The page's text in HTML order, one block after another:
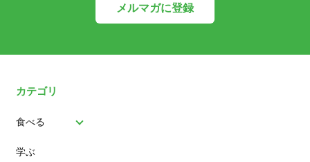
メルマガに登録
カテゴリ
食べる
パン
学ぶ